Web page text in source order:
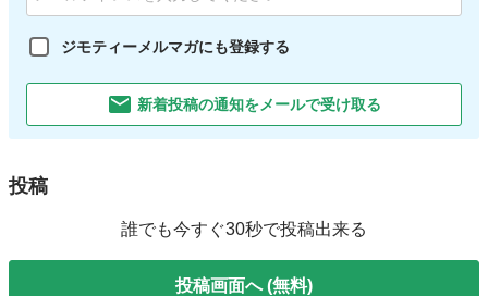
ジモティーメルマガにも登録する
新着投稿の通知をメールで受け取る
投稿
誰でも今すぐ30秒で投稿出来る
投稿画面へ (無料)